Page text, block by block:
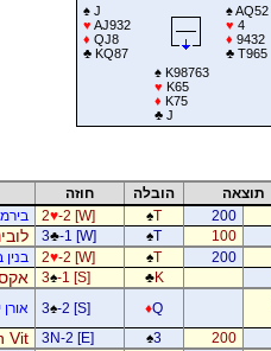
♠J
♥ AJ932
♦ QJ8
♣KQ87
♠AQ52
♥ 4
♦ 9432
♣T965
♠K98763
♥ K65
♦ K75
♣J
תוצאה הובלה חוזה
200
♠T
2♥-2 [W]
100
♠T
3♣-1 [W]
200
♠T
2♥-2 [W]
♣K
3♠-1 [S]
♦Q
3♠-2 [S]
200
♠3
3N-2 [E]
Vit